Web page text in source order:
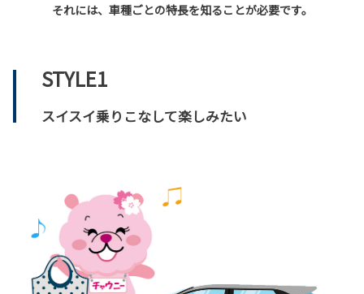
それには、車種ごとの特長を知ることが必要です。
STYLE1
スイスイ乗りこなして楽しみたい